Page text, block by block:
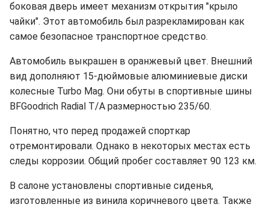
боковая дверь имеет механизм открытия "крыло
чайки". Этот автомобиль был разрекламирован как
самое безопасное транспортное средство.
Автомобиль выкрашен в оранжевый цвет. Внешний
вид дополняют 15-дюймовые алюминиевые диски
колесные Turbo Mag. Они обуты в спортивные шины
BFGoodrich Radial T/A размерностью 235/60.
Понятно, что перед продажей спорткар
отремонтировали. Однако в некоторых местах есть
следы коррозии. Общий пробег составляет 90 123 км.
В салоне установлены спортивные сиденья,
изготовленные из винила коричневого цвета. Также